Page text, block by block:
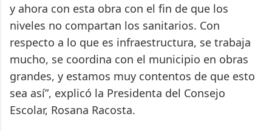
y ahora con esta obra con el fin de que los
niveles no compartan los sanitarios. Con
respecto a lo que es infraestructura, se trabaja
mucho, se coordina con el municipio en obras
grandes, y estamos muy contentos de que esto
sea así”, explicó la Presidenta del Consejo
Escolar, Rosana Racosta.